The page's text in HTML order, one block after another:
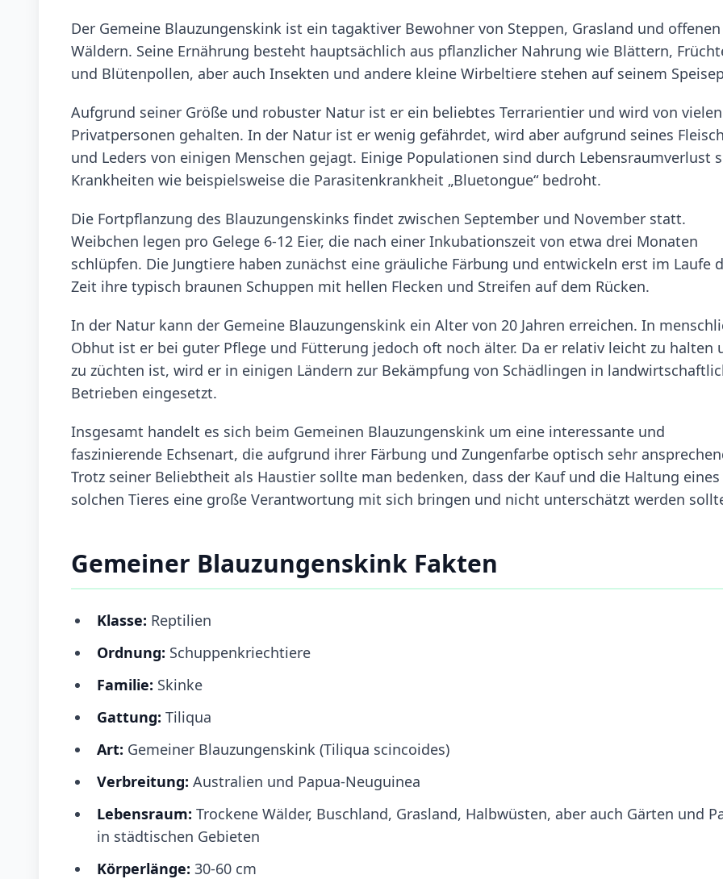
Der Gemeine Blauzungenskink ist ein tagaktiver Bewohner von Steppen, Grasland und offenen
Wäldern. Seine Ernährung besteht hauptsächlich aus pflanzlicher Nahrung wie Blättern,
und Blütenpollen, aber auch Insekten und andere kleine Wirbeltiere stehen auf seinem
Aufgrund seiner Größe und robuster Natur ist er ein beliebtes Terrarientier und wird von vielen
Privatpersonen gehalten. In der Natur ist er wenig gefährdet, wird aber aufgrund seines
und Leders von einigen Menschen gejagt. Einige Populationen sind durch Lebensraumverlust
Krankheiten wie beispielsweise die Parasitenkrankheit „Bluetongue“ bedroht.
Die Fortpflanzung des Blauzungenskinks findet zwischen September und November statt.
Weibchen legen pro Gelege 6-12 Eier, die nach einer Inkubationszeit von etwa drei Monaten
schlüpfen. Die Jungtiere haben zunächst eine gräuliche Färbung und entwickeln erst im Laufe
Zeit ihre typisch braunen Schuppen mit hellen Flecken und Streifen auf dem Rücken.
In der Natur kann der Gemeine Blauzungenskink ein Alter von 20 Jahren erreichen. In
Obhut ist er bei guter Pflege und Fütterung jedoch oft noch älter. Da er relativ leicht zu halten
zu züchten ist, wird er in einigen Ländern zur Bekämpfung von Schädlingen in
Betrieben eingesetzt.
Insgesamt handelt es sich beim Gemeinen Blauzungenskink um eine interessante und
faszinierende Echsenart, die aufgrund ihrer Färbung und Zungenfarbe optisch sehr
Trotz seiner Beliebtheit als Haustier sollte man bedenken, dass der Kauf und die Haltung eines
solchen Tieres eine große Verantwortung mit sich bringen und nicht unterschätzt werden
Gemeiner Blauzungenskink Fakten
Klasse: Reptilien
Ordnung: Schuppenkriechtiere
Familie: Skinke
Gattung: Tiliqua
Art: Gemeiner Blauzungenskink (Tiliqua scincoides)
Verbreitung: Australien und Papua-Neuguinea
Lebensraum: Trockene Wälder, Buschland, Grasland, Halbwüsten, aber auch Gärten und
in städtischen Gebieten
Körperlänge: 30-60 cm